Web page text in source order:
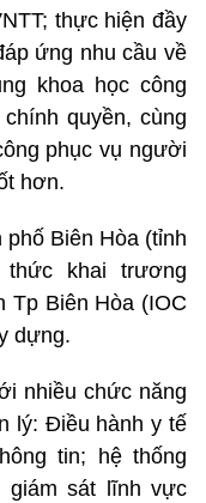
thực hiện đầy
ứng nhu cầu về
khoa học công
quyền, cùng
phục vụ người
hơn.
phố Biên Hòa (tỉnh
khai trương
Tp Biên Hòa (IOC
dựng.
nhiều chức năng
lý: Điều hành y tế
tin; hệ thống
giám sát lĩnh vực